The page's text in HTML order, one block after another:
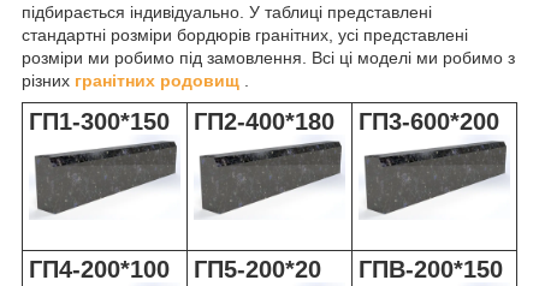
підбирається індивідуально. У таблиці представлені
стандартні розміри бордюрів гранітних, усі представлені
розміри ми робимо під замовлення. Всі ці моделі ми робимо з
різних гранітних родовищ
ГП1-300*150 ГП2-400*180 ГП3-600*200
ГП4-200*100 ГП5-200*20 ГПВ-200*150